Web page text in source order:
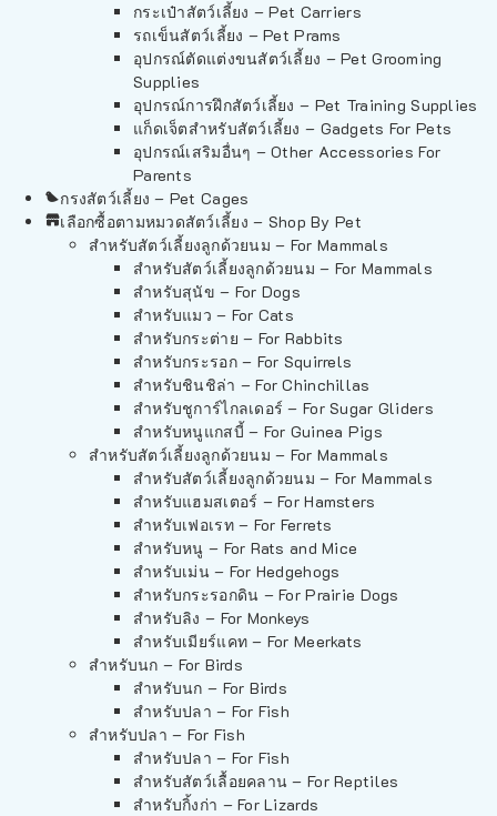
กระเป๋าสัตว์เลี้ยง – Pet Carriers
รถเข็นสัตว์เลี้ยง – Pet Prams
อุปกรณ์ตัดแต่งขนสัตว์เลี้ยง – Pet Grooming
Supplies
อุปกรณ์การฝึกสัตว์เลี้ยง – Pet Training Supplies
แก็ดเจ็ตสำหรับสัตว์เลี้ยง – Gadgets For Pets
อุปกรณ์เสริมอื่นๆ – Other Accessories For
Parents
กรงสัตว์เลี้ยง – Pet Cages
เลือกซื้อตามหมวดสัตว์เลี้ยง – Shop By Pet
สำหรับสัตว์เลี้ยงลูกด้วยนม – For Mammals
สำหรับสัตว์เลี้ยงลูกด้วยนม – For Mammals
สำหรับสุนัข – For Dogs
สำหรับแมว – For Cats
สำหรับกระต่าย – For Rabbits
สำหรับกระรอก – For Squirrels
สำหรับชินชิล่า – For Chinchillas
สำหรับชูการ์ไกลเดอร์ – For Sugar Gliders
สำหรับหนูแกสบี้ – For Guinea Pigs
สำหรับสัตว์เลี้ยงลูกด้วยนม – For Mammals
สำหรับสัตว์เลี้ยงลูกด้วยนม – For Mammals
สำหรับแฮมสเตอร์ – For Hamsters
สำหรับเฟอเรท – For Ferrets
สำหรับหนู – For Rats and Mice
สำหรับเม่น – For Hedgehogs
สำหรับกระรอกดิน – For Prairie Dogs
สำหรับลิง – For Monkeys
สำหรับเมียร์แคท – For Meerkats
สำหรับนก – For Birds
สำหรับนก – For Birds
สำหรับปลา – For Fish
สำหรับปลา – For Fish
สำหรับปลา – For Fish
สำหรับสัตว์เลื้อยคลาน – For Reptiles
สำหรับกิ้งก่า – For Lizards